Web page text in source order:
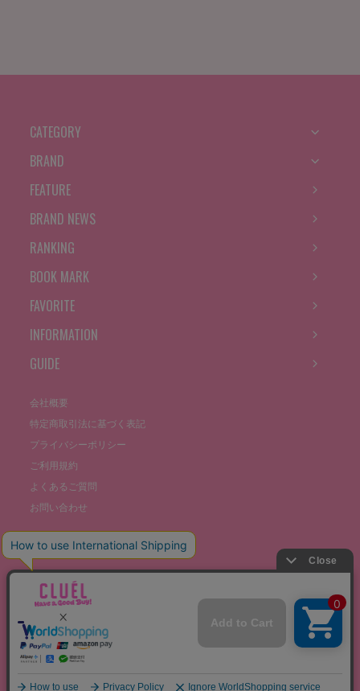
CATEGORY
BRAND
FEATURE
BRAND NEWS
RANKING
BOOK MARK
FAVORITE
INFORMATION
GUIDE
会社概要
特定商取引法に基づく表記
プライバシーポリシー
ご利用規約
よくあるご質問
お問い合わせ
©THE STOCKS CO., LTD